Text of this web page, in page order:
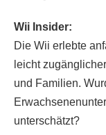
Wii Insider:
Die Wii erlebte
leicht
und Familien.
unterschätzt?